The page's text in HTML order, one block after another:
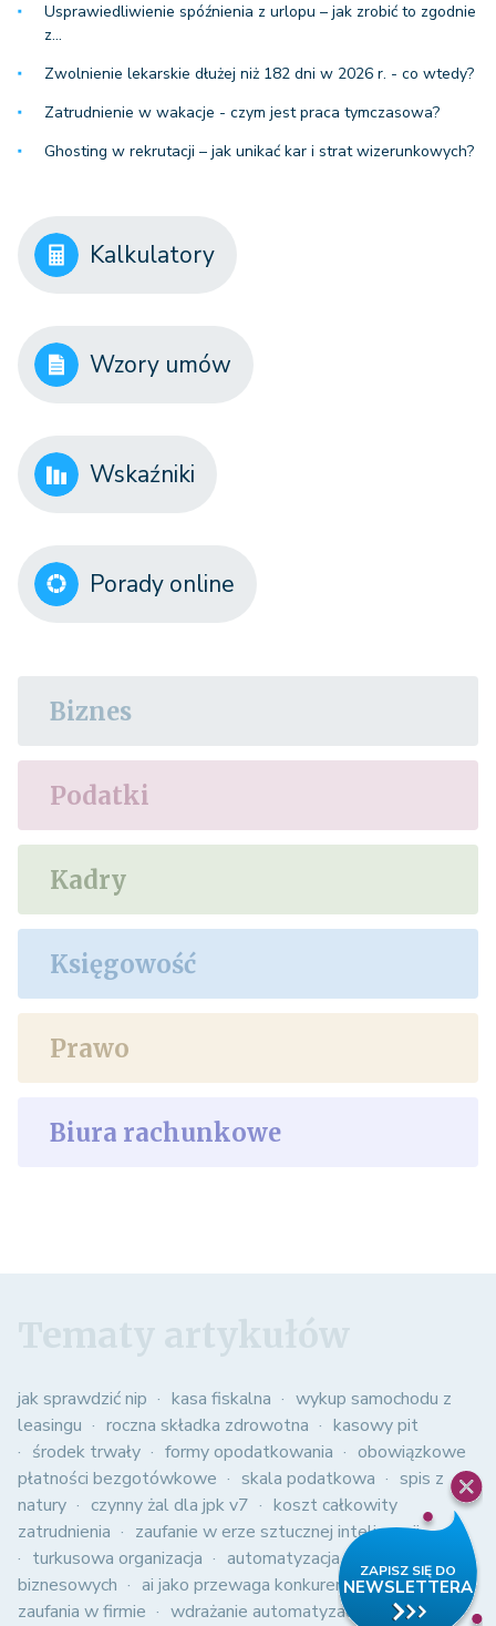
Usprawiedliwienie spóźnienia z urlopu – jak zrobić to zgodnie
z…
Zwolnienie lekarskie dłużej niż 182 dni w 2026 r. - co wtedy?
Zatrudnienie w wakacje - czym jest praca tymczasowa?
Ghosting w rekrutacji – jak unikać kar i strat wizerunkowych?
Kalkulatory
Wzory umów
Wskaźniki
Porady online
Biznes
Podatki
Kadry
Księgowość
Prawo
Biura rachunkowe
jak sprawdzić nip kasa fiskalna
wykup samochodu z
leasingu
roczna składka zdrowotna
kasowy pit
środek trwały
formy opodatkowania
obowiązkowe
płatności bezgotówkowe
skala podatkowa
spis z
natury
czynny żal dla jpk v7
koszt całkowity
zatrudnienia
zaufanie w erze sztucznej inteligencji
turkusowa organizacja
automatyzacja procesów
biznesowych
ai jako przewaga konkurencyjna
kultura
zaufania w firmie
wdrażanie automatyzacji w firmie